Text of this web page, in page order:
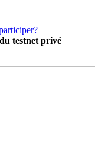
testnet privé